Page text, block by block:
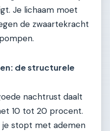
Je lichaam moet
de zwaartekracht
de structurele
nachtrust daalt
10 tot 20 procent.
je stopt met ademen